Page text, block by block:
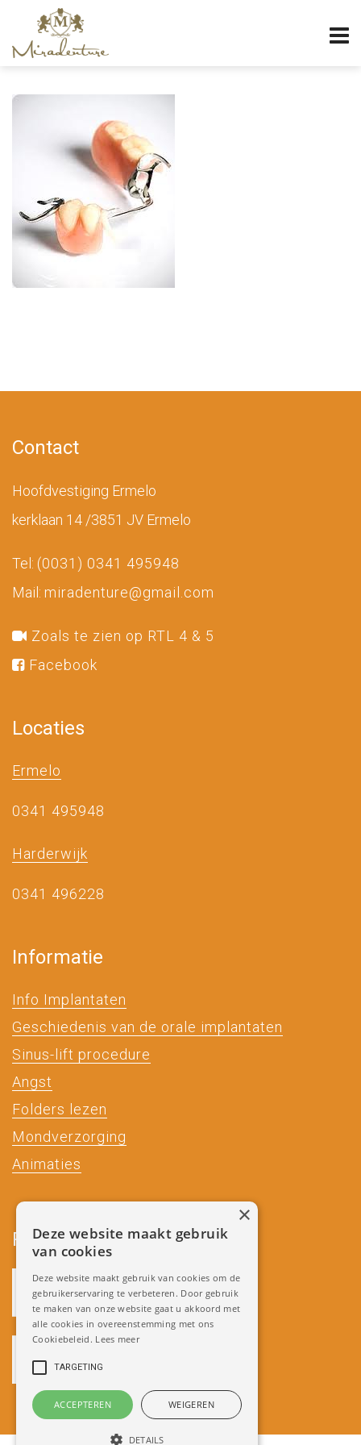
Contact
Hoofdvestiging Ermelo
kerklaan 14 /3851 JV Ermelo
Tel: (0031) 0341 495948
Mail: miradenture@gmail.com
Zoals te zien op RTL 4 & 5
Facebook
Locaties
Ermelo
0341 495948
Harderwijk
0341 496228
Informatie
Info Implantaten
Geschiedenis van de orale implantaten
Sinus-lift procedure
Angst
Folders lezen
Mondverzorging
Animaties
Partners
Deze website maakt gebruik
van cookies
Deze website maakt gebruik van cookies om de
gebruikerservaring te verbeteren. Door gebruik
te maken van onze website gaat u akkoord met
alle cookies in overeenstemming met ons
Cookiebeleid. Lees meer
TARGETING
ACCEPTEREN WEIGEREN
DETAILS
×